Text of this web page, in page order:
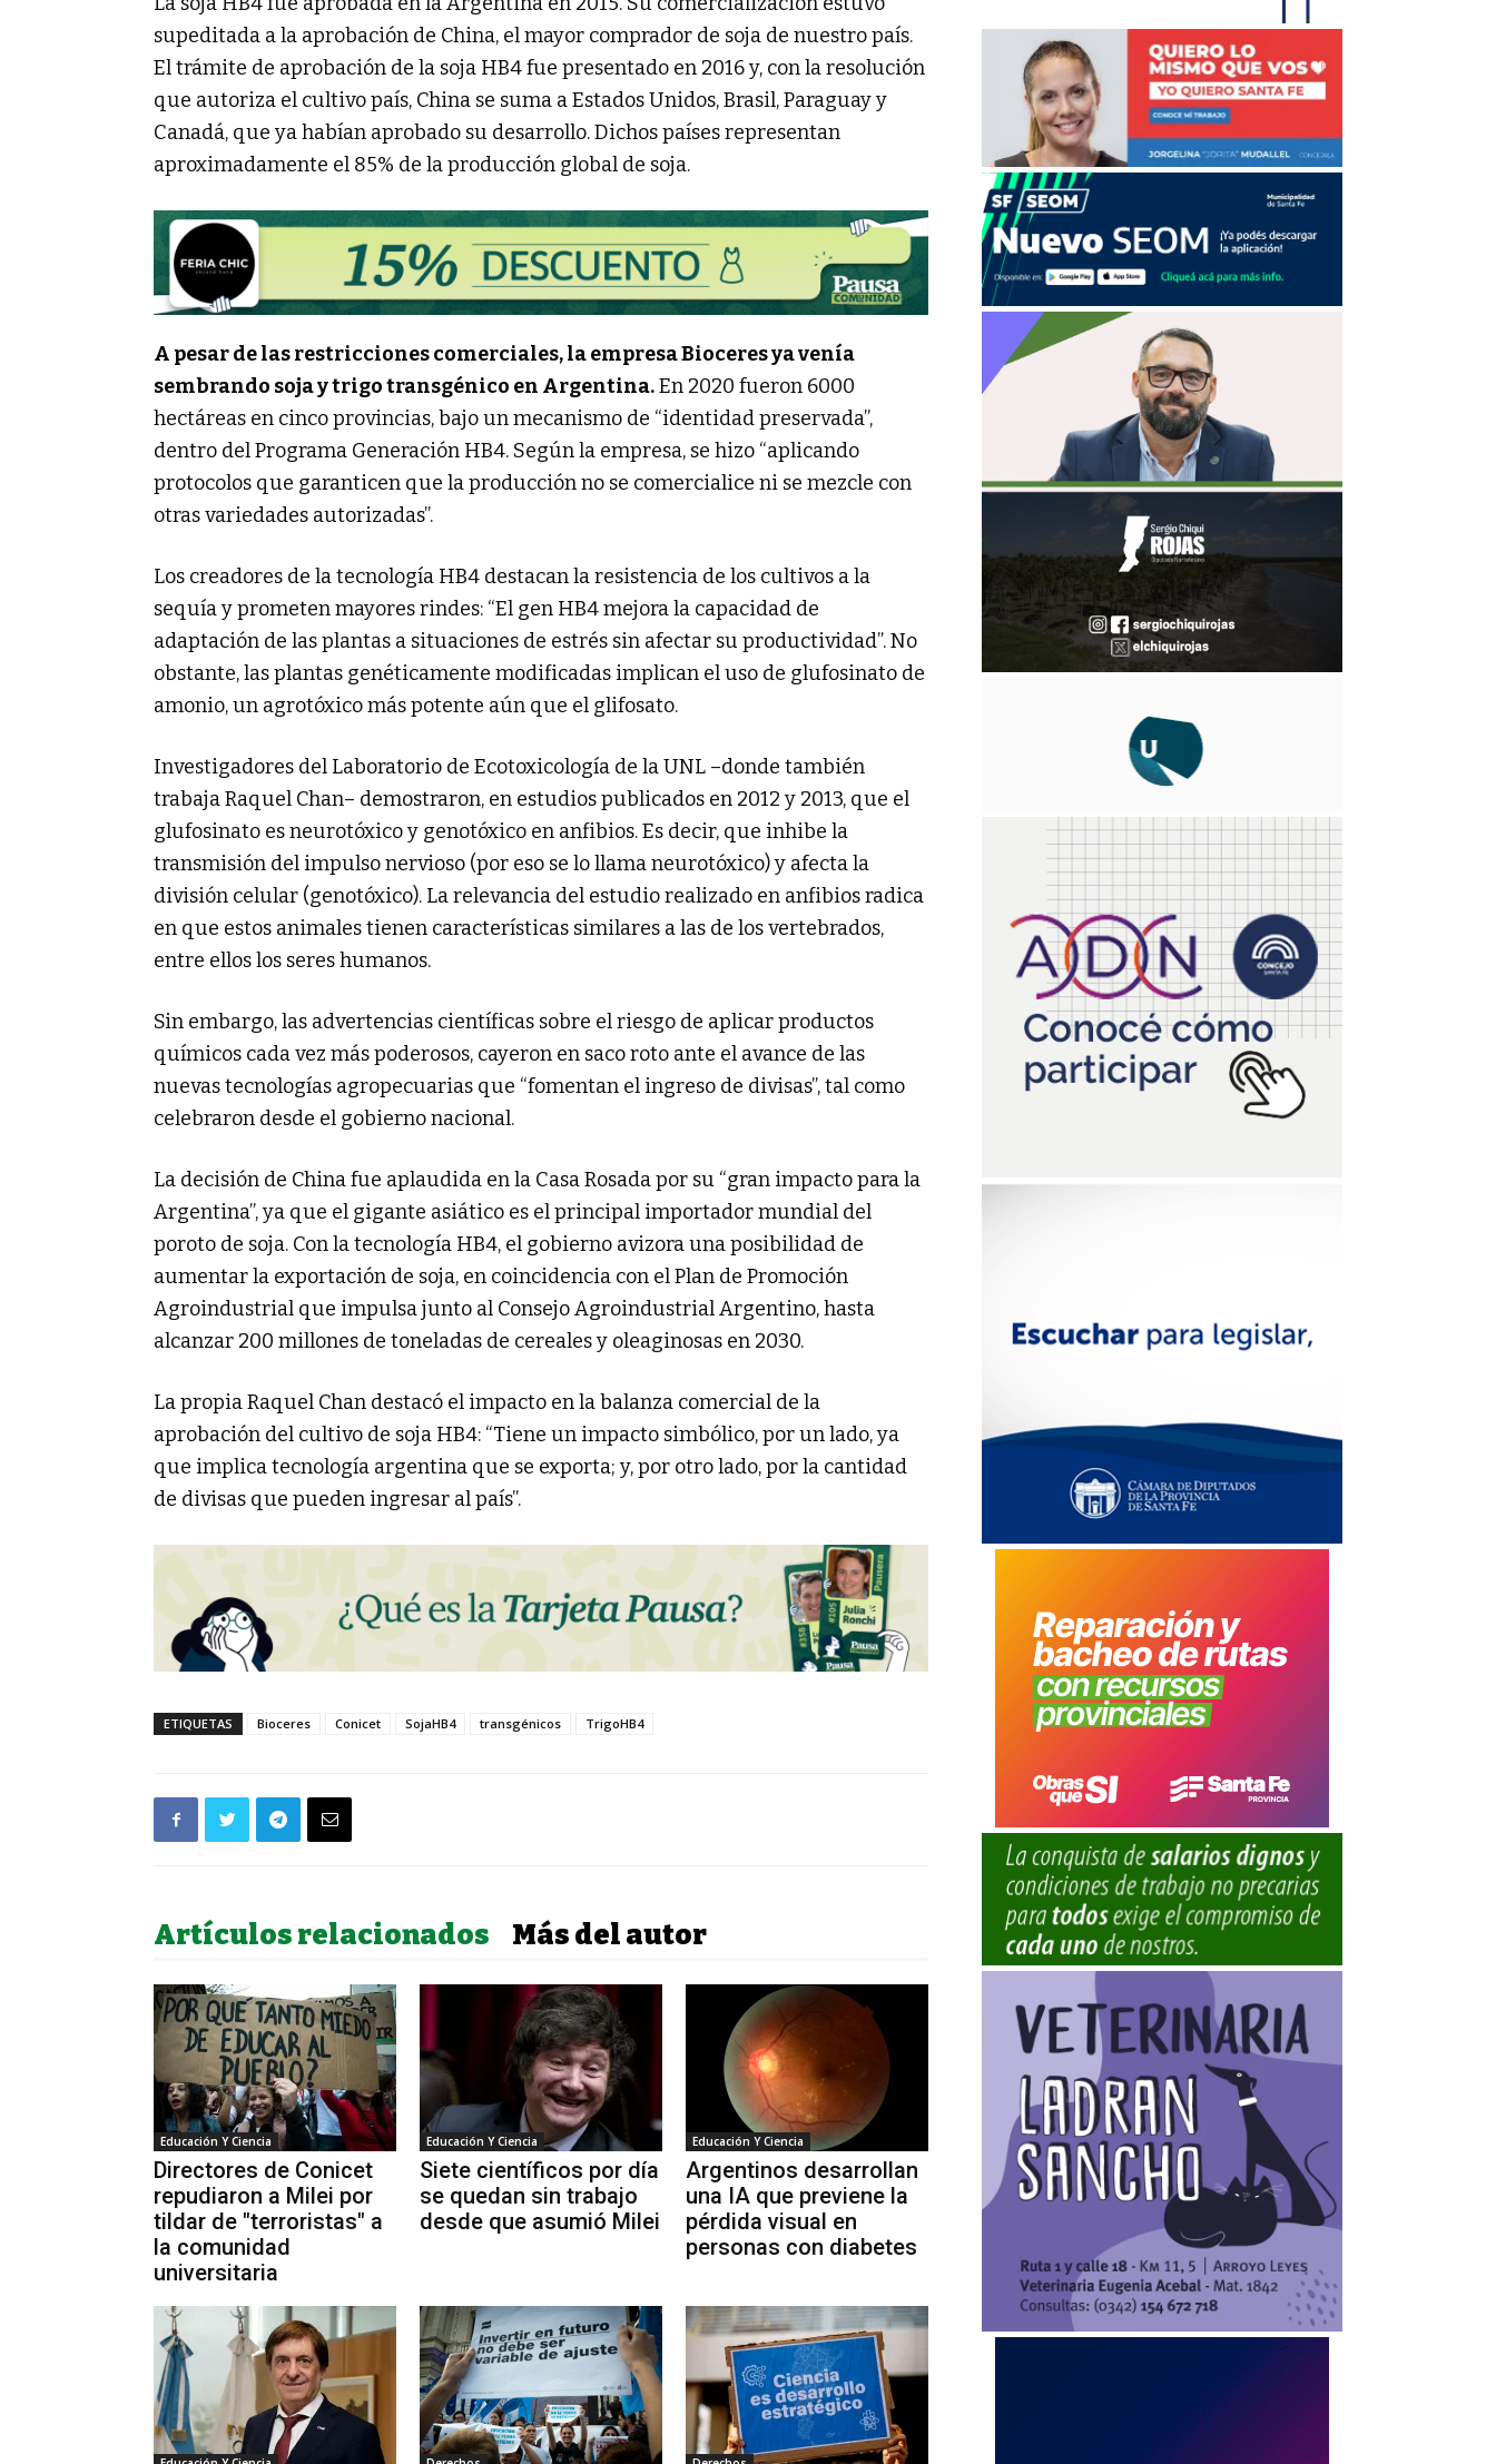
supeditada a la aprobación de China, el mayor comprador de soja de nuestro país.
El trámite de aprobación de la soja HB4 fue presentado en 2016 y, con la resolución
que autoriza el cultivo país, China se suma a Estados Unidos, Brasil, Paraguay y
Canadá, que ya habían aprobado su desarrollo. Dichos países representan
aproximadamente el 85% de la producción global de soja.
A pesar de las restricciones comerciales, la empresa Bioceres ya venía
sembrando soja y trigo transgénico en Argentina.En 2020 fueron 6000
hectáreas en cinco provincias, bajo un mecanismo de “identidad preservada”,
dentro del Programa Generación HB4. Según la empresa, se hizo “aplicando
protocolos que garanticen que la producción no se comercialice ni se mezcle con
otras variedades autorizadas”.
Los creadores de la tecnología HB4 destacan la resistencia de los cultivos a la
sequía y prometen mayores rindes: “El gen HB4 mejora la capacidad de
adaptación de las plantas a situaciones de estrés sin afectar su productividad”. No
obstante, las plantas genéticamente modificadas implican el uso de glufosinato de
amonio, un agrotóxico más potente aún que el glifosato.
Investigadores del Laboratorio de Ecotoxicología de la UNL –donde también
trabaja Raquel Chan– demostraron, en estudios publicados en 2012 y 2013, que el
glufosinato es neurotóxico y genotóxico en anfibios. Es decir, que inhibe la
transmisión del impulso nervioso (por eso se lo llama neurotóxico) y afecta la
división celular (genotóxico). La relevancia del estudio realizado en anfibios radica
en que estos animales tienen características similares a las de los vertebrados,
entre ellos los seres humanos.
Sin embargo, las advertencias científicas sobre el riesgo de aplicar productos
químicos cada vez más poderosos, cayeron en saco roto ante el avance de las
nuevas tecnologías agropecuarias que “fomentan el ingreso de divisas”, tal como
celebraron desde el gobierno nacional.
La decisión de China fue aplaudida en la Casa Rosada por su “gran impacto para la
Argentina”, ya que el gigante asiático es el principal importador mundial del
poroto de soja. Con la tecnología HB4, el gobierno avizora una posibilidad de
aumentar la exportación de soja, en coincidencia con el Plan de Promoción
Agroindustrial que impulsa junto al Consejo Agroindustrial Argentino, hasta
alcanzar 200 millones de toneladas de cereales y oleaginosas en 2030.
La propia Raquel Chan destacó el impacto en la balanza comercial de la
aprobación del cultivo de soja HB4: “Tiene un impacto simbólico, por un lado, ya
que implica tecnología argentina que se exporta; y, por otro lado, por la cantidad
de divisas que pueden ingresar al país”.
ETIQUETAS Bioceres Conicet SojaHB4 transgénicos TrigoHB4
Artículos relacionados Más del autor
Educación Y Ciencia
Directores de Conicet
repudiaron a Milei por
tildar de "terroristas" a
la comunidad
universitaria
Educación Y Ciencia
Siete científicos por día
se quedan sin trabajo
desde que asumió Milei
Educación Y Ciencia
Argentinos desarrollan
una IA que previene la
pérdida visual en
personas con diabetes